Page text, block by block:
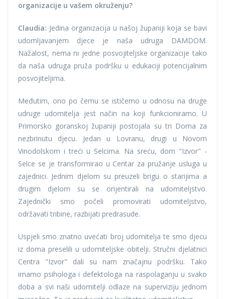
organizacije u vašem okruženju?
Claudia: Jedina organizacija u našoj županiji koja se bavi
udomljavanjem djece je naša udruga DAMDOM.
Nažalost, nema ni jedne posvojiteljske organizacije tako
da naša udruga pruža podršku u edukaciji potencijalnim
posvojiteljima.
Međutim, ono po čemu se ističemo u odnosu na druge
udruge udomitelja jest način na koji funkcioniramo. U
Primorsko goranskoj županiji postojala su tri Doma za
nezbrinutu djecu. Jedan u Lovranu, drugi u Novom
Vinodolskom i treći u Selcima. Na sreću, dom "Izvor" -
Selce se je transformirao u Centar za pružanje usluga u
zajednici. Jednim djelom su preuzeli brigu o starijima a
drugim djelom su se orijentirali na udomiteljstvo.
Zajednički smo počeli promovirati udomiteljstvo,
održavati tribine, razbijati predrasude.
Uspjeli smo znatno uvećati broj udomitelja te smo djecu
iz doma preselili u udomiteljske obitelji. Stručni djelatnici
Centra "Izvor" dali su nam značajnu podršku. Tako
imamo psihologa i defektologa na raspolaganju u svako
doba a svi naši udomitelji odlaze na superviziju jednom